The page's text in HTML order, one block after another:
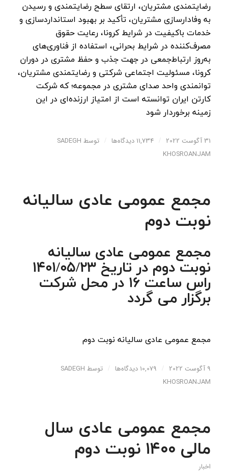
رضایتمندی مشتریان، ارتقای سطح رضایتمندی و رسیدن
به وفادارسازی مشتریان، تأکید بر بهبود استانداردسازی و
خدمات باکیفیت در شرایط کرونا، رعایت حقوق
مصرف‌کننده در شرایط بحرانی، استفاده از فناوری‌های
به‌روز ارتباط‌جمعی در جهت جذب و حفظ مشتری در دوران
کرونا، مسئولیت اجتماعی شرکتی و رضایتمندی مشتریان،
توانمندی واحد صدای مشتری در مجموعه؛ که شرکت
کارتن ایران توانسته است از امتیاز ارزنده‌ای در این
زمینه برخوردار شود
31 آگوست 2022 11,734 دیدگاه‌ها توسط SADEGH
KHOSROANJAM
مجمع عمومی عادی سالیانه
نوبت دوم
مجمع عمومی عادی سالیانه
نوبت دوم در تاریخ 1401/05/23
راس ساعت 16 در محل شرکت
برگزار می گردد
مجمع عمومی عادی سالیانه نوبت دوم
9 آگوست 2022 10,079 دیدگاه‌ها توسط SADEGH
KHOSROANJAM
مجمع عمومی عادی سال
مالی 1400 نوبت دوم
اخبار